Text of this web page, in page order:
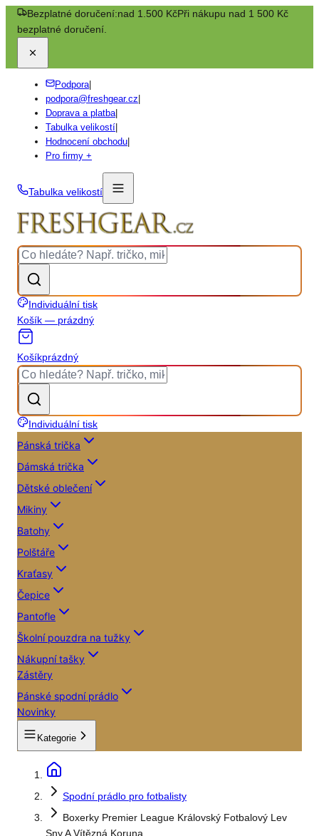
Bezplatné doručení:nad 1.500 KčPři nákupu nad 1 500 Kč
bezplatné doručení.
Podpora|
podpora@freshgear.cz
Doprava a platba|
Tabulka velikostí
Hodnocení obchodu
Pro firmy +
Tabulka velikostí
Individuální tisk
Košík — prázdný
Košíkprázdný
Individuální tisk
Pánská trička
Dámská trička
Dětské oblečení
Mikiny
Batohy
Polštáře
Kraťasy
Čepice
Pantofle
Školní pouzdra na tužky
Nákupní tašky
Zástěry
Pánské spodní prádlo
Novinky
Kategorie
Spodní prádlo pro fotbalisty
Boxerky Premier League Královský Fotbalový Lev
Sny A Vítězná Koruna